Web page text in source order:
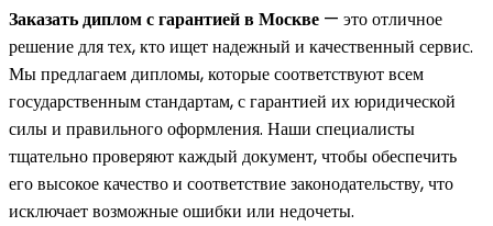
Заказать диплом с гарантией в Москве — это отличное
решение для тех, кто ищет надежный и качественный сервис.
Мы предлагаем дипломы, которые соответствуют всем
государственным стандартам, с гарантией их юридической
силы и правильного оформления. Наши специалисты
тщательно проверяют каждый документ, чтобы обеспечить
его высокое качество и соответствие законодательству, что
исключает возможные ошибки или недочеты.